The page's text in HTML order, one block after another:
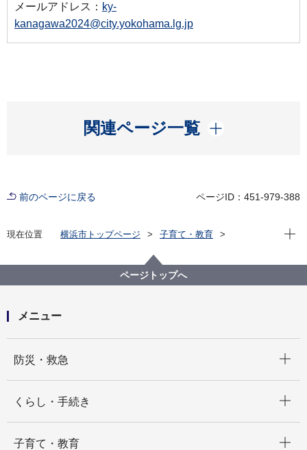
メールアドレス： ky-
kanagawa2024@city.yokohama.lg.jp
関連ページ一覧
開く
前のページに戻る ページID：451-979-388
現在位置 横浜市トップページ
子育て・教育
横浜市立小・中学校の通学区域制度及び学校規模の適
不足教室対策「青木小学校（神奈川区）」
現在
ページトップへ
メニュー
防災・救急
くらし・手続き
子育て・教育